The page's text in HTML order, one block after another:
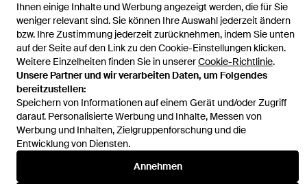
Ihnen einige Inhalte und Werbung angezeigt werden, die für Sie
weniger relevant sind. Sie können Ihre Auswahl jederzeit ändern
bzw. Ihre Zustimmung jederzeit zurücknehmen, indem Sie unten
auf der Seite auf den Link zu den Cookie-Einstellungen klicken.
Weitere Einzelheiten finden Sie in unsererCookie-Richtlinie.
Unsere Partner und wir verarbeiten Daten, um Folgendes
bereitzustellen:
Speichern von Informationen auf einem Gerät und/oder Zugriff
darauf. Personalisierte Werbung und Inhalte, Messen von
Werbung und Inhalten, Zielgruppenforschung und die
Entwicklung von Diensten.
Annehmen
Hilfe und Informationen